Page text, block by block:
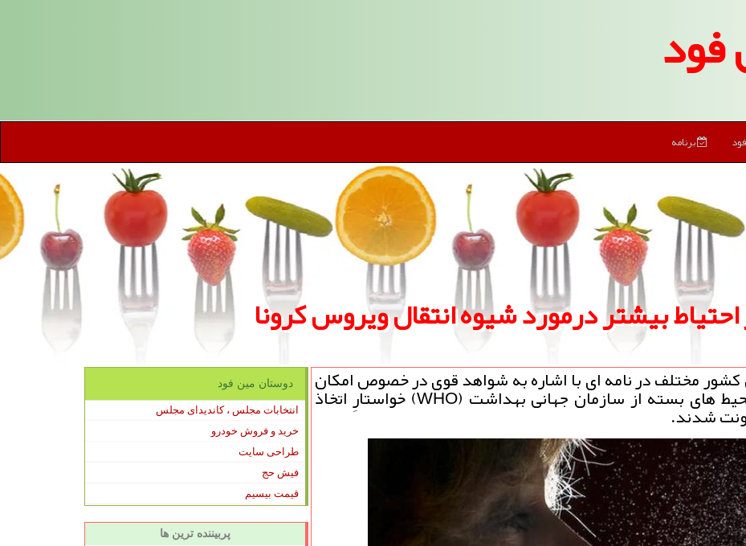
برنامه
احتیاط بیشتر درمورد شیوه انتقال ویروس كرونا
مختلف در نامه ای با اشاره به شواهد قوی در خصوص امكان
انتشار كروناویروس بوسیله هوا در محیط های بسته از سازمان جهانی بهداشت (WHO) خواستارِ اتخاذ
شدند.
دوستان مین فود
انتخابات مجلس ، کاندیدای مجلس
خرید و فروش خودرو
طراحی سایت
فیش حج
قیمت بیسیم
پربیننده ترین ها